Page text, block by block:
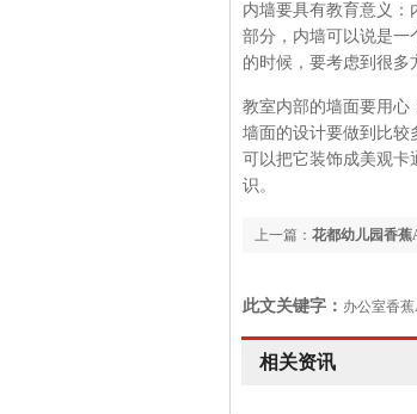
内墙要具有教育意义
部分，内墙可以说是一
的时候，要考虑到很
教室内部的墙面要用心
墙面的设计要做到比较多
可以把它装饰成美观卡
识。
上一篇： 花都幼儿园香蕉
此文关键字： 办公室香
室设计
相关资讯